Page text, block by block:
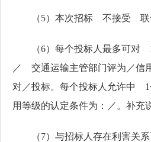
（5）本次招标 不接受 联
（6）每个投标人最多可
／ 交通运输主管部门评为／信
对／投标。每个投标人允许中
用等级的认定条件为：／。补充
（7）与招标人存在利害关